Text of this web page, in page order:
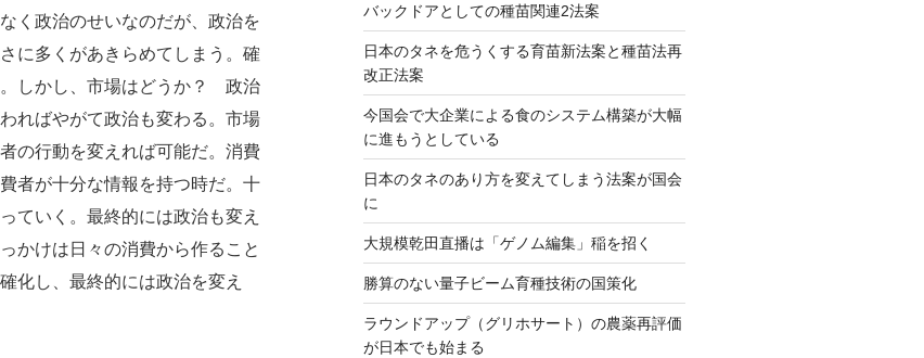
く政治のせいなのだが、政治を
に多くがあきらめてしまう。確
しかし、市場はどうか？ 政治
ればやがて政治も変わる。市場
の行動を変えれば可能だ。消費
者が十分な情報を持つ時だ。十
ていく。最終的には政治も変え
かけは日々の消費から作ること
化し、最終的には政治を変え
バックドアとしての種苗関連2法案
日本のタネを危うくする育苗新法案と種苗法再
改正法案
今国会で大企業による食のシステム構築が大幅
に進もうとしている
日本のタネのあり方を変えてしまう法案が国会
に
大規模乾田直播は「ゲノム編集」稲を招く
勝算のない量子ビーム育種技術の国策化
ラウンドアップ（グリホサート）の農薬再評価
が日本でも始まる